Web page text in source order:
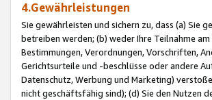
4.Gewährleistungen
Sie gewährleisten und sichern zu, dass (a) Sie
betreiben werden; (b) weder Ihre Teilnahme
Bestimmungen, Verordnungen, Vorschriften,
Gerichtsurteile und -beschlüsse oder andere
Datenschutz, Werbung und Marketing)
nicht geschäftsfähig sind); (d) Sie den Nutzen